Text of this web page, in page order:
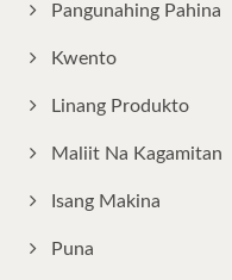
Pangunahing Pahina
Kwento
Linang Produkto
Maliit Na Kagamitan
Isang Makina
Puna